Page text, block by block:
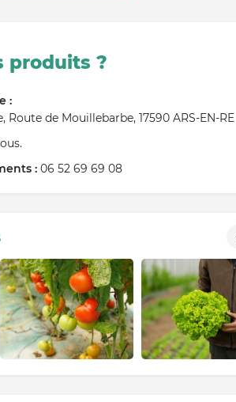
produits ?
:
Route de Mouillebarbe, 17590 ARS-EN-RE
: 06 52 69 69 08